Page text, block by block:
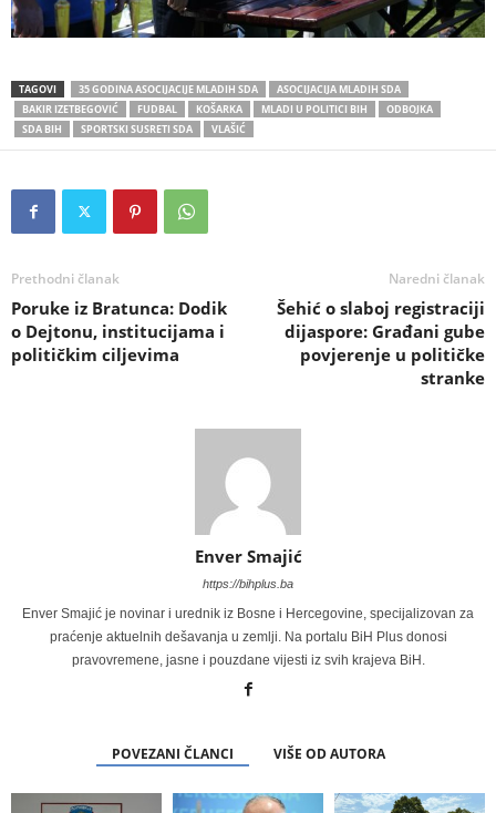
TAGOVI 35 GODINA ASOCIJACIJE MLADIH SDA
ASOCIJACIJA MLADIH SDA
BAKIR IZETBEGOVIĆ
FUDBAL KOŠARKA MLADI U POLITICI BIH
ODBOJKA
SDA BIH
SPORTSKI SUSRETI SDA VLAŠIĆ
Prethodni članak
Poruke iz Bratunca: Dodik
o Dejtonu, institucijama i
političkim ciljevima
Naredni članak
Šehić o slaboj registraciji
dijaspore: Građani gube
povjerenje u političke
stranke
Enver Smajić
https://bihplus.ba
Enver Smajić je novinar i urednik iz Bosne i Hercegovine, specijalizovan za
praćenje aktuelnih dešavanja u zemlji. Na portalu BiH Plus donosi
pravovremene, jasne i pouzdane vijesti iz svih krajeva BiH.
POVEZANI ČLANCI VIŠE OD AUTORA